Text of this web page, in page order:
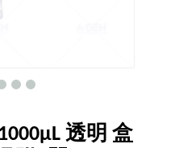
透明 盒